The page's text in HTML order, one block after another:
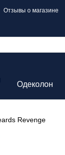
Отзывы о магазине
Одеколон